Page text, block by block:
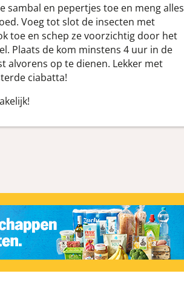
sambal en pepertjes toe en meng alles
Voeg tot slot de insecten met
toe en schep ze voorzichtig door het
Plaats de kom minstens 4 uur in de
alvorens op te dienen. Lekker met
ciabatta!